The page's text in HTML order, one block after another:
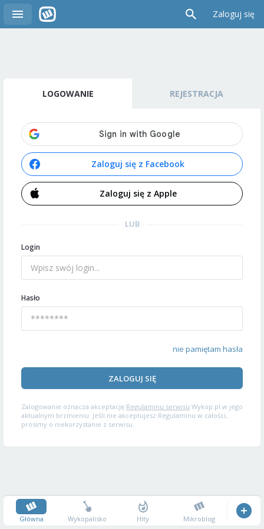
Zaloguj się
LOGOWANIE REJESTRACJA
Zaloguj się z Facebook
Zaloguj się z Apple
LUB
Login
Hasło
nie pamiętam hasła
ZALOGUJ SIĘ
Zalogowanie oznacza akceptację Regulaminu serwisu Wykop.pl w jego
aktualnym brzmieniu. Jeśli nie akceptujesz Regulaminu w całości,
prosimy o niekorzystanie z serwisu.
Główna Wykopalisko Hity Mikroblog